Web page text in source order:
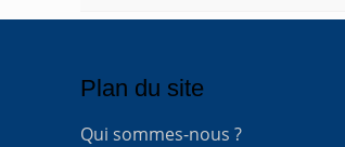
Plan du site
Qui sommes-nous ?